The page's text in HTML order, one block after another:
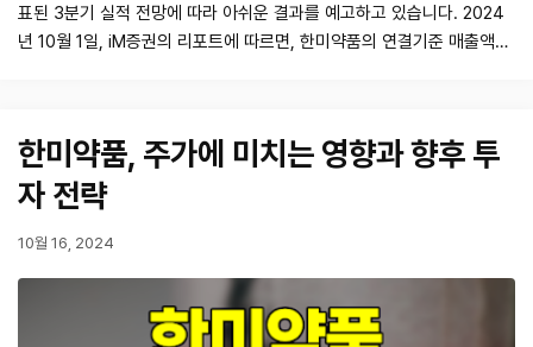
표된 3분기 실적 전망에 따라 아쉬운 결과를 예고하고 있습니다. 2024
년 10월 1일, iM증권의 리포트에 따르면, 한미약품의 연결기준 매출액은
상적인 영업…
한미약품, 주가에 미치는 영향과 향후 투
자 전략
10월 16, 2024